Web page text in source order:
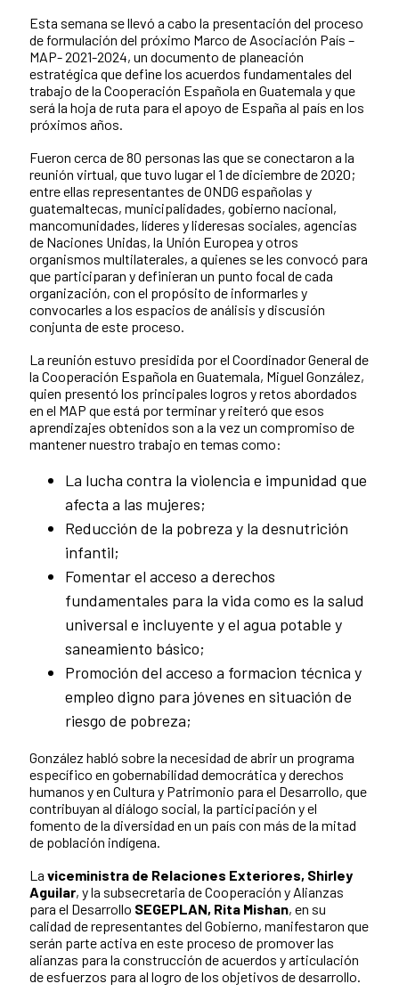
News content
Esta semana se llevó a cabo la presentación del proceso
de formulación del próximo Marco de Asociación País –
MAP- 2021-2024, un documento de planeación
estratégica que define los acuerdos fundamentales del
trabajo de la Cooperación Española en Guatemala y que
será la hoja de ruta para el apoyo de España al país en los
próximos años.
Fueron cerca de 80 personas las que se conectaron a la
reunión virtual, que tuvo lugar el 1 de diciembre de 2020;
entre ellas representantes de ONDG españolas y
guatemaltecas, municipalidades, gobierno nacional,
mancomunidades, líderes y lideresas sociales, agencias
de Naciones Unidas, la Unión Europea y otros
organismos multilaterales, a quienes se les convocó para
que participaran y definieran un punto focal de cada
organización, con el propósito de informarles y
convocarles a los espacios de análisis y discusión
conjunta de este proceso.
La reunión estuvo presidida por el Coordinador General de
la Cooperación Española en Guatemala, Miguel González,
quien presentó los principales logros y retos abordados
en el MAP que está por terminar y reiteró que esos
aprendizajes obtenidos son a la vez un compromiso de
mantener nuestro trabajo en temas como:
La lucha contra la violencia e impunidad que
afecta a las mujeres;
Reducción de la pobreza y la desnutrición
infantil;
Fomentar el acceso a derechos
fundamentales para la vida como es la salud
universal e incluyente y el agua potable y
saneamiento básico;
Promoción del acceso a formacion técnica y
empleo digno para jóvenes en situación de
riesgo de pobreza;
González habló sobre la necesidad de abrir un programa
específico en gobernabilidad democrática y derechos
humanos y en Cultura y Patrimonio para el Desarrollo, que
contribuyan al diálogo social, la participación y el
fomento de la diversidad en un país con más de la mitad
de población indígena.
La viceministra de Relaciones Exteriores, Shirley
Aguilar, y la subsecretaria de Cooperación y Alianzas
para el Desarrollo SEGEPLAN, Rita Mishan, en su
calidad de representantes del Gobierno, manifestaron que
serán parte activa en este proceso de promover las
alianzas para la construcción de acuerdos y articulación
de esfuerzos para al logro de los objetivos de desarrollo.